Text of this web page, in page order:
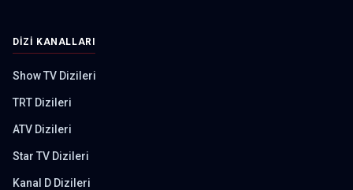
DIZI KANALLARI
Show TV Dizileri
TRT Dizileri
ATV Dizileri
Star TV Dizileri
Kanal D Dizileri